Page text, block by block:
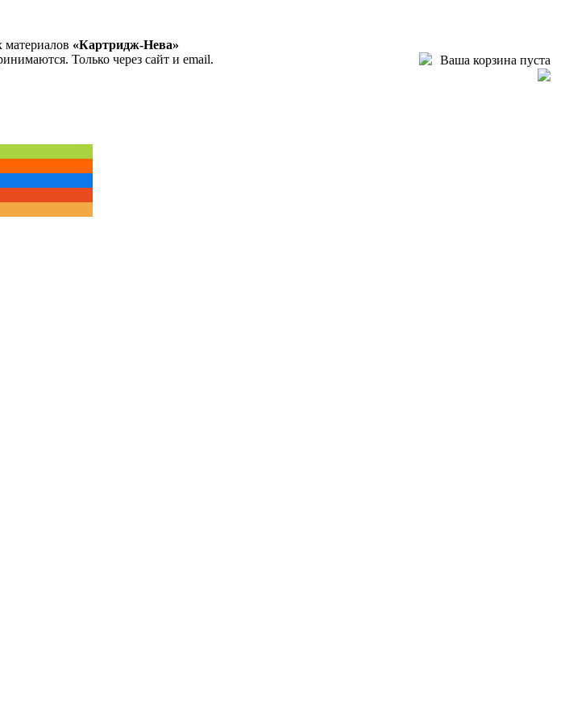
материалов «Картридж-Нева»
Только через сайт и email.
Ваша корзина пуста